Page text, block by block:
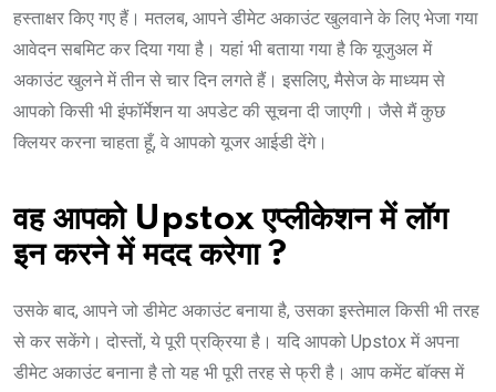
हस्ताक्षर किए गए हैं। मतलब, आपने डीमेट अकाउंट खुलवाने के लिए भेजा गया
आवेदन सबमिट कर दिया गया है। यहां भी बताया गया है कि यूजुअल में
अकाउंट खुलने में तीन से चार दिन लगते हैं। इसलिए, मैसेज के माध्यम से
आपको किसी भी इंफॉर्मेशन या अपडेट की सूचना दी जाएगी। जैसे मैं कुछ
क्लियर करना चाहता हूँ, वे आपको यूजर आईडी देंगे।
वह आपको Upstox एप्लीकेशन में लॉग
इन करने में मदद करेगा ?
उसके बाद, आपने जो डीमेट अकाउंट बनाया है, उसका इस्तेमाल किसी भी तरह
से कर सकेंगे। दोस्तों, ये पूरी प्रक्रिया है। यदि आपको Upstox में अपना
डीमेट अकाउंट बनाना है तो यह भी पूरी तरह से फ्री है। आप कमेंट बॉक्स में